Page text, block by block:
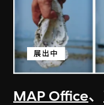
MAP Office、
展出中